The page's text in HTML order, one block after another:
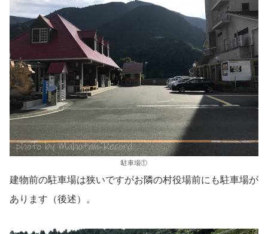
駐車場①
建物前の駐車場は狭いですがお隣の村役場前にも駐車場が
あります（後述）。